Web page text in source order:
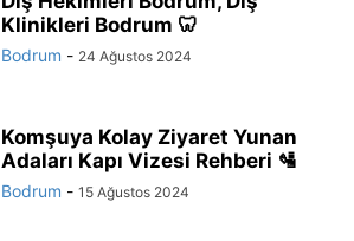
Klinikleri Bodrum 🦷
Bodrum - 24 Ağustos 2024
Komşuya Kolay Ziyaret Yunan
Adaları Kapı Vizesi Rehberi 🛂
Bodrum - 15 Ağustos 2024